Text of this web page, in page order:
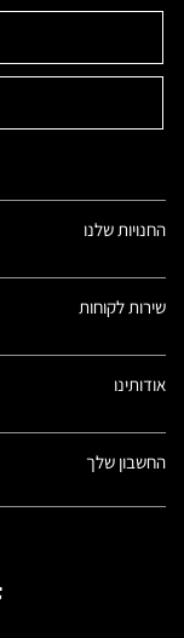
החנויות שלנו
שירות לקוחות
אודותינו
החשבון שלך